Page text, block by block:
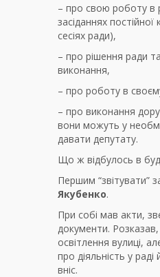
– про свою роботу в
засіданнях постійної
сесіях ради),
– про рішення ради
виконання,
– про роботу в
– про виконання
вони можуть у
давати депутату.
Що ж відбулось в
Першим “звітувати”
Якубенко.
При собі мав акти,
документи.
освітлення вулиці,
про діяльність у раді
вніс.